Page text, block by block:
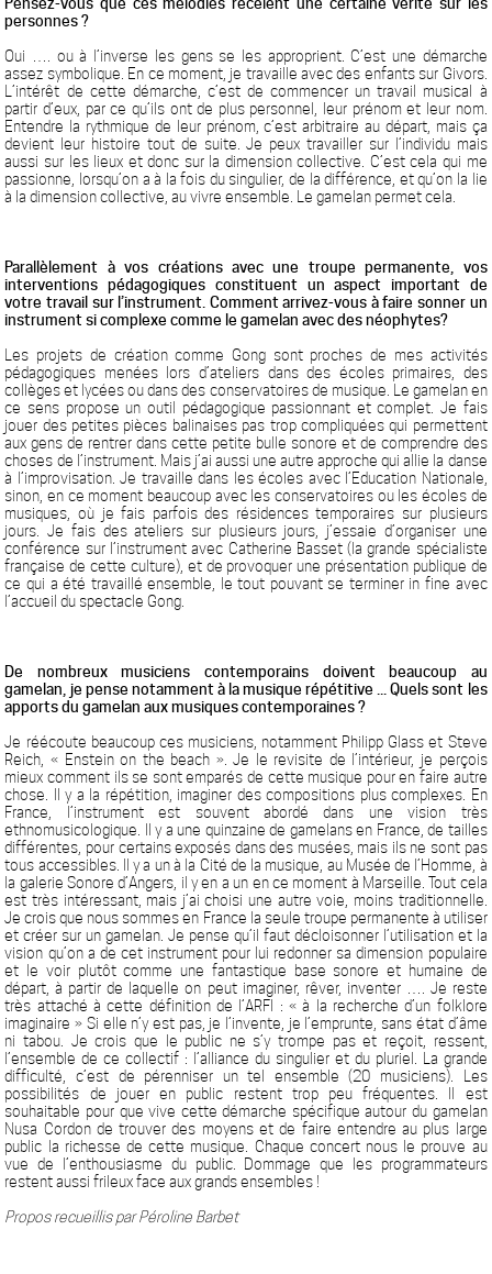
personnes ?
Oui …. ou à l’inverse les gens se les approprient. C’est une démarche
assez symbolique. En ce moment, je travaille avec des enfants sur Givors.
L’intérêt de cette démarche, c’est de commencer un travail musical à
partir d’eux, par ce qu’ils ont de plus personnel, leur prénom et leur nom.
Entendre la rythmique de leur prénom, c’est arbitraire au départ, mais ça
devient leur histoire tout de suite. Je peux travailler sur l’individu mais
aussi sur les lieux et donc sur la dimension collective. C’est cela qui me
passionne, lorsqu’on a à la fois du singulier, de la différence, et qu’on la lie
à la dimension collective, au vivre ensemble. Le gamelan permet cela.
Parallèlement à vos créations avec une troupe permanente, vos
interventions pédagogiques constituent un aspect important de
votre travail sur l’instrument. Comment arrivez-vous à faire sonner un
instrument si complexe comme le gamelan avec des néophytes?
Les projets de création comme Gong sont proches de mes activités
pédagogiques menées lors d’ateliers dans des écoles primaires, des
collèges et lycées ou dans des conservatoires de musique. Le gamelan en
ce sens propose un outil pédagogique passionnant et complet. Je fais
jouer des petites pièces balinaises pas trop compliquées qui permettent
aux gens de rentrer dans cette petite bulle sonore et de comprendre des
choses de l’instrument. Mais j’ai aussi une autre approche qui allie la danse
à l’improvisation.Je travaille dans les écoles avec l’Education Nationale,
sinon, en ce moment beaucoup avec les conservatoires ou les écoles de
musiques, où je fais parfois des résidences temporaires sur plusieurs
jours. Je fais des ateliers sur plusieurs jours, j’essaie d’organiser une
conférence sur l’instrument avec Catherine Basset (la grande spécialiste
française de cette culture), et de provoquer une présentation publique de
ce qui a été travaillé ensemble, le tout pouvant se terminer in fine avec
l’accueil du spectacle Gong.
De nombreux musiciens contemporains doivent beaucoup au
gamelan, je pense notamment à la musique répétitive ... Quels sont les
apports du gamelan aux musiques contemporaines ?
Je réécoute beaucoup ces musiciens, notamment Philipp Glass et Steve
Reich, « Enstein on the beach ». Je le revisite de l’intérieur, je perçois
mieux comment ils se sont emparés de cette musique pour en faire autre
chose. Il y a la répétition, imaginer des compositions plus complexes. En
France, l’instrument est souvent abordé dans une vision très
ethnomusicologique. Il y a une quinzaine de gamelans en France, de tailles
différentes, pour certains exposés dans des musées, mais ils ne sont pas
tous accessibles. Il y a un à la Cité de la musique, au Musée de l’Homme, à
la galerie Sonore d’Angers, il y en a un en ce moment à Marseille. Tout cela
est très intéressant, mais j’ai choisi une autre voie, moins traditionnelle.
Je crois que nous sommes en France la seule troupe permanente à utiliser
et créer sur un gamelan. Je pense qu’il faut décloisonner l’utilisation et la
vision qu’on a de cet instrument pour lui redonner sa dimension populaire
et le voir plutôt comme une fantastique base sonore et humaine de
départ, à partir de laquelle on peut imaginer, rêver, inventer …. Je reste
très attaché à cette définition de l’ARFI : « à la recherche d’un folklore
imaginaire » Si elle n’y est pas, je l’invente, je l’emprunte, sans état d’âme
ni tabou. Je crois que le public ne s’y trompe pas et reçoit, ressent,
l’ensemble de ce collectif : l’alliance du singulier et du pluriel. La grande
difficulté, c’est de pérenniser un tel ensemble (20 musiciens). Les
possibilités de jouer en public restent trop peu fréquentes. Il est
souhaitable pour que vive cette démarche spécifique autour du gamelan
Nusa Cordon de trouver des moyens et de faire entendre au plus large
public la richesse de cette musique. Chaque concert nous le prouve au
vue de l’enthousiasme du public. Dommage que les programmateurs
restent aussi frileux face aux grands ensembles !
Propos recueillis par Péroline Barbet